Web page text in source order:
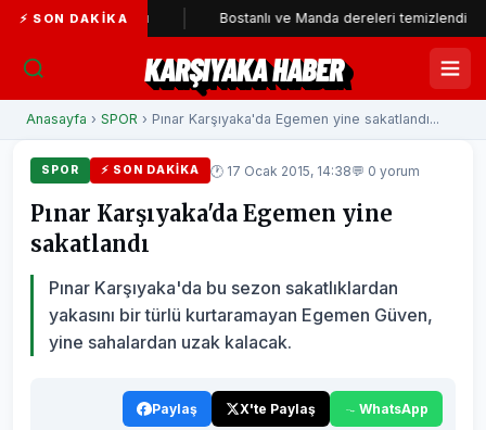
⚡ SON DAKIKA
katıldı Bostanlı ve Manda dereleri temizlendi
KARŞIYAKA HABER
Anasayfa › SPOR › Pınar Karşıyaka'da Egemen yine sakatlandı...
SPOR ⚡ SON DAKIKA 🕐 17 Ocak 2015, 14:38💬 0 yorum
Pınar Karşıyaka'da Egemen yine
sakatlandı
Pınar Karşıyaka'da bu sezon sakatlıklardan
yakasını bir türlü kurtaramayan Egemen Güven,
yine sahalardan uzak kalacak.
Paylaş X'te Paylaş WhatsApp